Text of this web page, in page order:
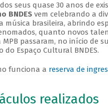
seus quase 30 anos de
BNDESvem celebrando a
música brasileira, abrindo
quanto novos
MPB passaram, no início de
do Espaço Cultural BNDES.
funciona a reserva de
realizados